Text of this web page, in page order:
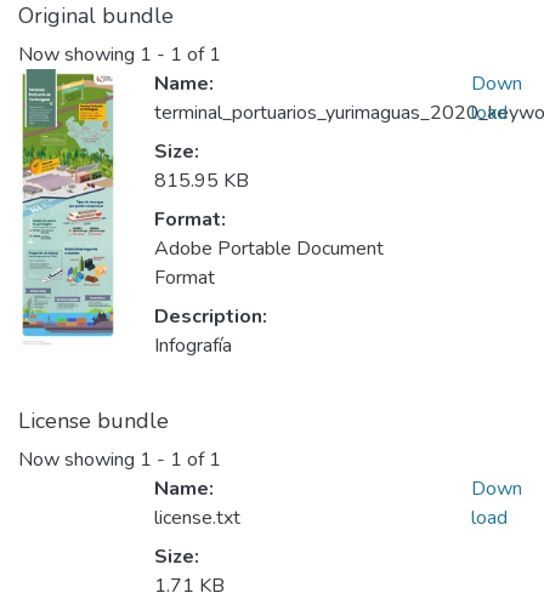
Original bundle
Now showing 1 - 1 of 1
Name:
Size:
815.95 KB
Format:
Adobe Portable Document
Format
Description:
Infografía
Down
load
License bundle
Now showing 1 - 1 of 1
Name:
license.txt
Size:
1.71 KB
Down
load